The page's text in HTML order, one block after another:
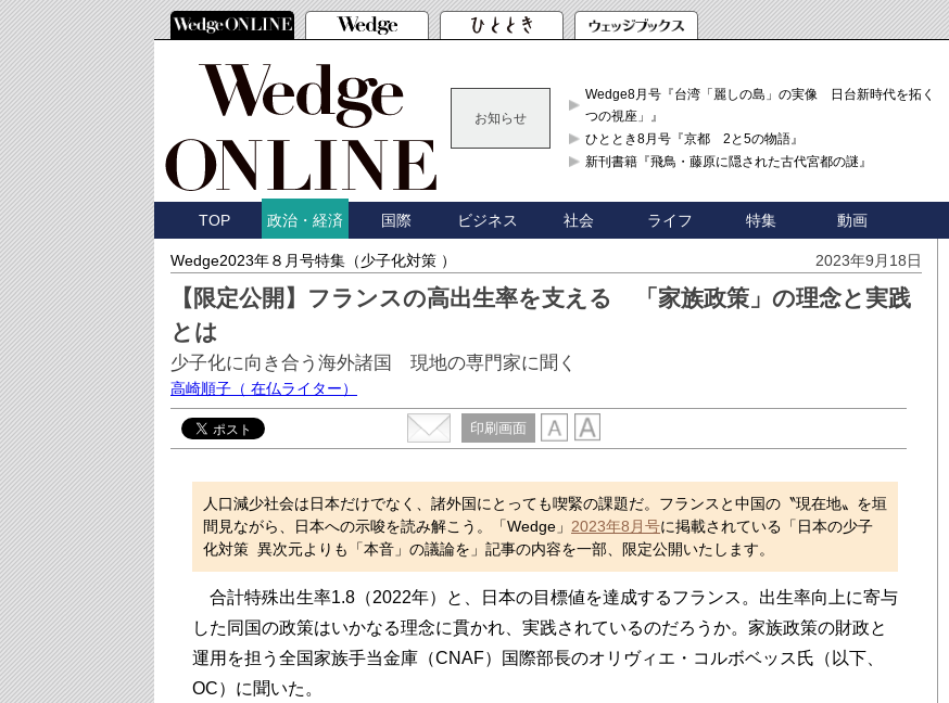
お知らせ
Wedge8月号『台湾「麗しの島」の実像 日台新時代を拓く「3
つの視座」』
ひととき8月号『京都 2と5の物語』
新刊書籍『飛鳥・藤原に隠された古代宮都の謎』
TOP 政治・経済 国際 ビジネス 社会 ライフ 特集 動画
Wedge2023年８月号特集（少子化対策 ） 2023年9月18日
【限定公開】フランスの高出生率を支える 「家族政策」の理念と実践
とは
少子化に向き合う海外諸国 現地の専門家に聞く
高崎順子 （ 在仏ライター）
印刷画面
人口減少社会は日本だけでなく、諸外国にとっても喫緊の課題だ。フランスと中国の〝現在地〟を垣
間見ながら、日本への示唆を読み解こう。「Wedge」 2023年8月号に掲載されている「日本の少子
化対策 異次元よりも「本音」の議論を」記事の内容を一部、限定公開いたします。
合計特殊出生率1.8（2022年）と、日本の目標値を達成するフランス。出生率向上に寄与
した同国の政策はいかなる理念に貫かれ、実践されているのだろうか。家族政策の財政と
運用を担う全国家族手当金庫（CNAF）国際部長のオリヴィエ・コルボベッス氏（以下、
OC）に聞いた。